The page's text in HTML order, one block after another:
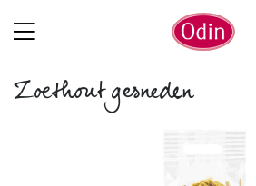
Zoethout gesneden